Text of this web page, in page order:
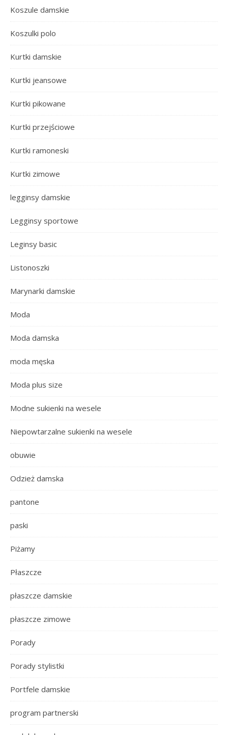
Koszule damskie
Koszulki polo
Kurtki damskie
Kurtki jeansowe
Kurtki pikowane
Kurtki przejściowe
Kurtki ramoneski
Kurtki zimowe
legginsy damskie
Legginsy sportowe
Leginsy basic
Listonoszki
Marynarki damskie
Moda
Moda damska
moda męska
Moda plus size
Modne sukienki na wesele
Niepowtarzalne sukienki na wesele
obuwie
Odzież damska
pantone
paski
Piżamy
Płaszcze
płaszcze damskie
płaszcze zimowe
Porady
Porady stylistki
Portfele damskie
program partnerski